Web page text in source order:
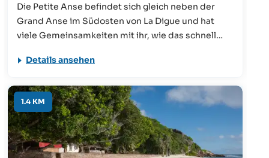
Die Petite Anse befindet sich gleich neben der
Grand Anse im Südosten von La Digue und hat
viele Gemeinsamkeiten mit ihr, wie das schnell
Riff – aber vor allem auch die wilde Szenerie. Der
Picknicks oder zum Sonnenbaden in einer
entspannten Atmosphäre.
Details ansehen
1.4 KM